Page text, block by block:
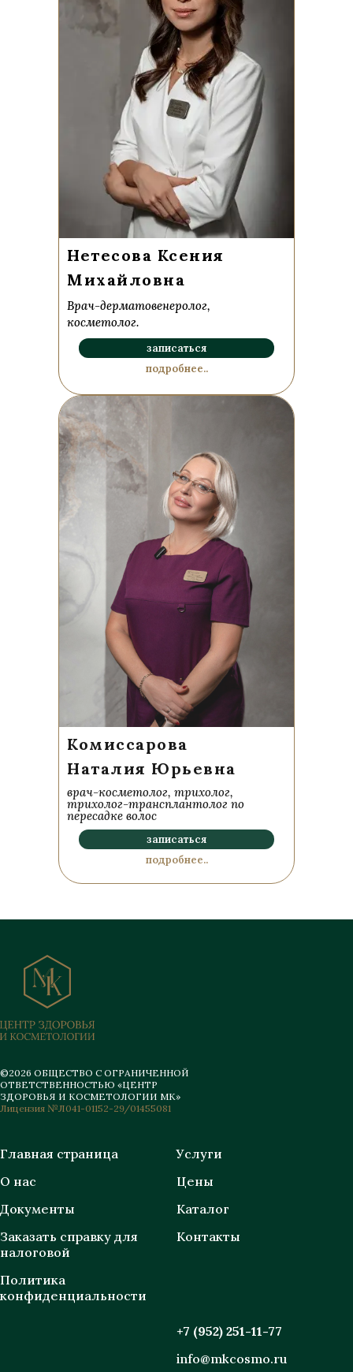
Нетесова Ксения
Михайловна
Врач-дерматовенеролог,
косметолог.
записаться
подробнее..
Комиссарова
Наталия Юрьевна
врач-косметолог, трихолог,
трихолог-трансплантолог по
пересадке волос
записаться
подробнее..
©2026 ОБЩЕСТВО С ОГРАНИЧЕННОЙ
ОТВЕТСТВЕННОСТЬЮ «ЦЕНТР
ЗДОРОВЬЯ И КОСМЕТОЛОГИИ МК»
Лицензия №Л041-01152-29/01455081
Главная страница
О нас
Документы
Заказать справку для
налоговой
Политика
конфиденциальности
Услуги
Цены
Каталог
Контакты
+7 (952) 251-11-77
info@mkcosmo.ru